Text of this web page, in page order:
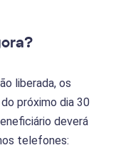
liberada, os
próximo dia 30
deverá
telefones: